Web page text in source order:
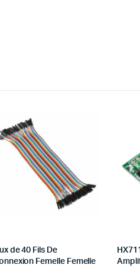
de 40 Fils De
Femelle Femelle